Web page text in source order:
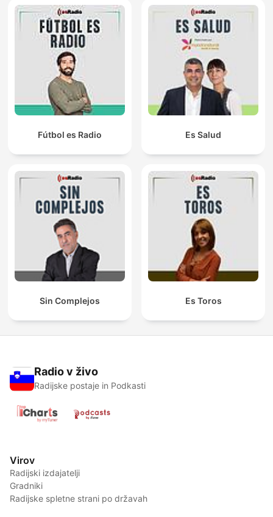
Fútbol es Radio Es Salud
Sin Complejos Es Toros
Radio v živo
Radijske postaje in Podkasti
Virov
Radijski izdajatelji
Gradniki
Radijske spletne strani po državah